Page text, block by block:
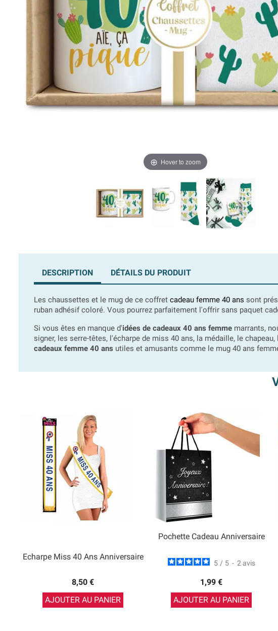
Hover to zoom
DESCRIPTION DÉTAILS DU PRODUIT
Les chaussettes et le mug de ce coffret cadeau femme 40 ans sont
ruban adhésif coloré. Vous pourrez parfaitement l'offrir sans paquet
Si vous êtes en manque d'idées de cadeaux 40 ans femme marrants,
signer, les serre-têtes, l'écharpe de miss 40 ans, la médaille, le
cadeaux femme 40 ans utiles et amusants comme le mug 40 ans
Echarpe Miss 40 Ans Anniversaire
8,50 €
AJOUTER AU PANIER
Pochette Cadeau Anniversaire
5 / 5 - 2 avis
1,99 €
AJOUTER AU PANIER